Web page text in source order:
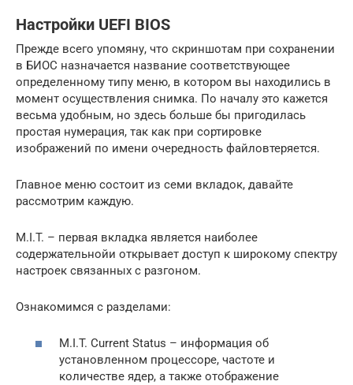
Настройки UEFI BIOS
Прежде всего упомяну, что скриншотам при сохранении
в БИОС назначается название соответствующее
определенному типу меню, в котором вы находились в
момент осуществления снимка. По началу это кажется
весьма удобным, но здесь больше бы пригодилась
простая нумерация, так как при сортировке
изображений по имени очередность файловтеряется.
Главное меню состоит из семи вкладок, давайте
рассмотрим каждую.
M.I.T. – первая вкладка является наиболее
содержательнойи открывает доступ к широкому спектру
настроек связанных с разгоном.
Ознакомимся с разделами:
M.I.T. Current Status – информация об
установленном процессоре, частоте и
количестве ядер, а также отображение